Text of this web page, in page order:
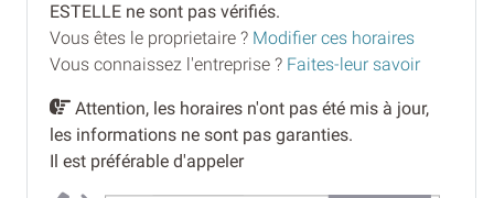
ESTELLE ne sont pas vérifiés.
Vous êtes le proprietaire ? Modifier ces horaires
Vous connaissez l'entreprise ? Faites-leur savoir
Attention, les horaires n'ont pas été mis à jour,
les informations ne sont pas garanties.
Il est préférable d'appeler